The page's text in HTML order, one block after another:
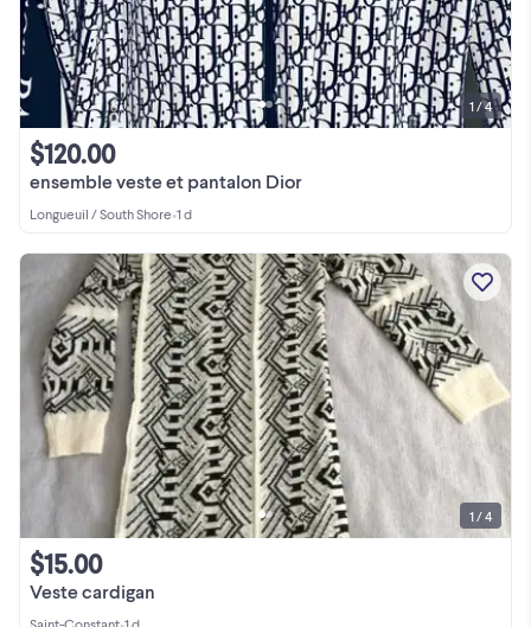
ensemble veste et pantalon Dior
$120.00
Longueuil / South Shore•1 d
1 / 4
Veste cardigan
$15.00
Saint-Constant•1 d
1 / 4